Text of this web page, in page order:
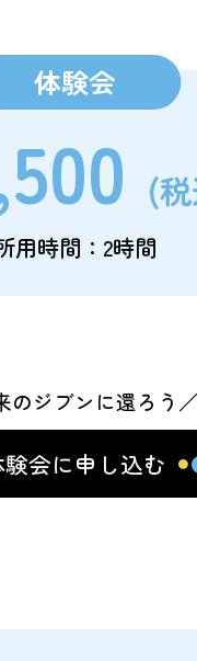
体験会
(
用時間：2時間
のジブンに還ろう／
験会に申し込む